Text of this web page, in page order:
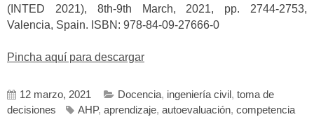
(INTED 2021), 8th-9th March, 2021, pp. 2744-2753,
Valencia, Spain. ISBN: 978-84-09-27666-0
Pincha aquí para descargar
12 marzo, 2021 Docencia, ingeniería civil , toma de
decisiones
AHP, aprendizaje, autoevaluación, competencia